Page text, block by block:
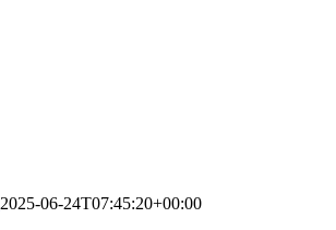
2025-06-24T07:45:20+00:00